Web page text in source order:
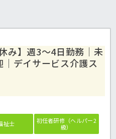
休み】週3～4日勤務｜未
｜デイサービス介護ス
祉士
初任者研修（ヘルパー2
級）